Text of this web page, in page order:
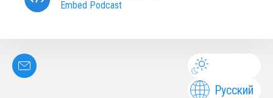
Embed Podcast
Русский